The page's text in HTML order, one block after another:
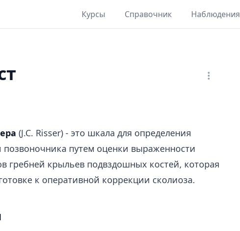
Курсы Справочник Наблюдения
(J.C. Risser) - это шкала для определения
позвоночника путем оценки выраженности
гребней крыльев подвздошных костей, которая
к оперативной коррекции сколиоза.